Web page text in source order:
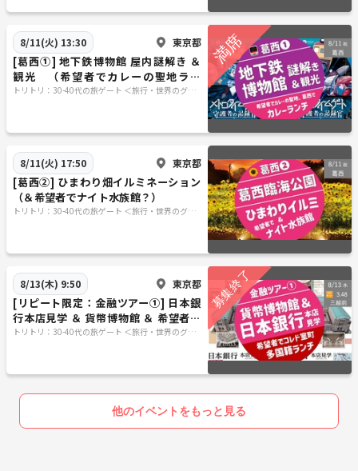
8/11(火) 13:30 東京都
[葛西①] 地下鉄博物館 屋内謎解き ＆
観光 （希望者でカレーの聖地ラン
チ）
トリトリ：30-40代の旅ゲート ＜旅行・世界のグル
8/11(火) 17:50 東京都
[葛西②] ひまわり畑イルミネーション
（＆希望者でナイト水族館？）
トリトリ：30-40代の旅ゲート ＜旅行・世界のグル
8/13(木) 9:50 東京都
[リピート限定：金融ツアー①] 日本銀
行本店見学 ＆ 貨幣博物館 ＆ 希望者で
本格多国籍ランチ
トリトリ：30-40代の旅ゲート ＜旅行・世界のグル
他のイベントをもっと見る